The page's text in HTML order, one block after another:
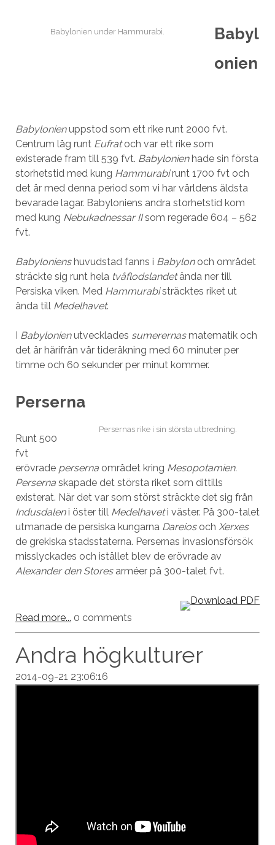
Babylonien under Hammurabi.
Babyl
onien
Babylonienuppstod som ett rike runt 2000 fvt.
Centrum låg runt Eufratoch var ett rike som
existerade fram till 539 fvt. Babylonienhade sin första
storhetstid med kung Hammurabirunt 1700 fvt och
det är med denna period som vi har världens äldsta
bevarade lagar. Babyloniens andra storhetstid kom
med kung Nebukadnessar IIsom regerade 604 – 562
fvt.
Babylonienshuvudstad fanns i Babylonoch området
sträckte sig runt hela tvåflodslandetända ner till
Persiska viken. Med Hammurabisträcktes riket ut
ända till Medelhavet.
Babylonienutvecklades sumerernasmatematik och
det är härifrån vår tideräkning med 60 minuter per
timme och 60 sekunder per minut kommer.
Perserna
Persernas rike i sin största utbredning.
Runt 500
fvt
erövrade persernaområdet kring Mesopotamien.
Persernaskapade det största riket som dittills
existerat. När det var som störst sträckte det sig från
Indusdaleni öster till Medelhaveti väster. På 300-talet
utmanade de persiska kungarna Dareiosoch Xerxes
de grekiska stadsstaterna. Persernas invasionsförsök
misslyckades och istället blev de erövrade av
Alexander den Storesarméer på 300-talet fvt.
Read more... 0 comments
Andra högkulturer
2014-09-21 23:06:16